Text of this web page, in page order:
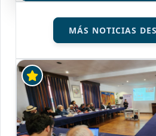
MÁS NOTICIAS